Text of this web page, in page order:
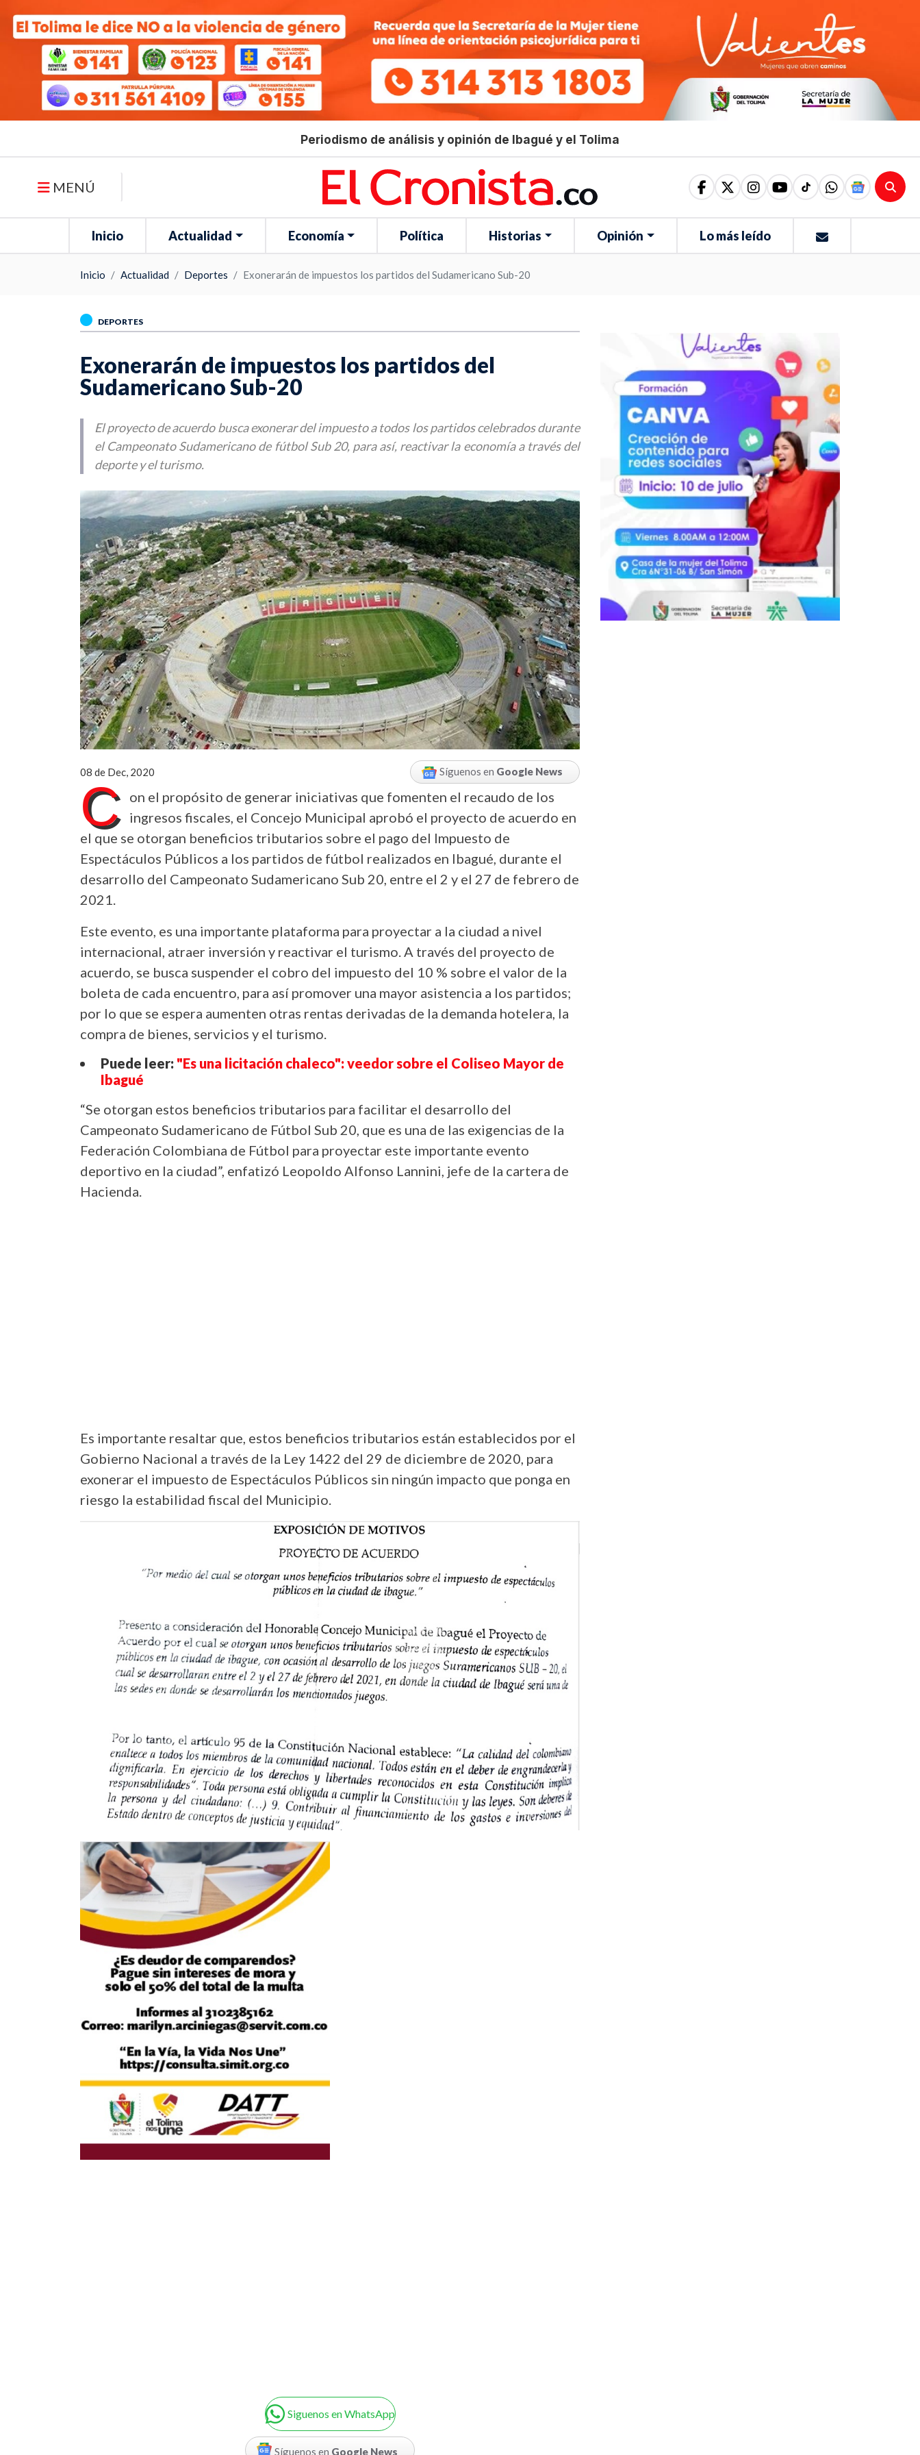
Periodismo de análisis y opinión de Ibagué y el Tolima
MENÚ
Inicio Actualidad Economía Política Historias Opinión Lo más leído
Inicio Actualidad Deportes Exonerarán de impuestos los partidos del Sudamericano Sub-20
DEPORTES
Exonerarán de impuestos los partidos del
Sudamericano Sub-20
El proyecto de acuerdo busca exonerar del impuesto a todos los partidos celebrados durante
el Campeonato Sudamericano de fútbol Sub 20, para así, reactivar la economía a través del
deporte y el turismo.
08 de Dec, 2020 Síguenos en Google News
C
on el propósito de generar iniciativas que fomenten el recaudo de los
ingresos fiscales, el Concejo Municipal aprobó el proyecto de acuerdo en
el que se otorgan beneficios tributarios sobre el pago del Impuesto de
Espectáculos Públicos a los partidos de fútbol realizados en Ibagué, durante el
desarrollo del Campeonato Sudamericano Sub 20, entre el 2 y el 27 de febrero de
2021.
Este evento, es una importante plataforma para proyectar a la ciudad a nivel
internacional, atraer inversión y reactivar el turismo. A través del proyecto de
acuerdo, se busca suspender el cobro del impuesto del 10 % sobre el valor de la
boleta de cada encuentro, para así promover una mayor asistencia a los partidos;
por lo que se espera aumenten otras rentas derivadas de la demanda hotelera, la
compra de bienes, servicios y el turismo.
Puede leer: "Es una licitación chaleco": veedor sobre el Coliseo Mayor de
Ibagué
“Se otorgan estos beneficios tributarios para facilitar el desarrollo del
Campeonato Sudamericano de Fútbol Sub 20, que es una de las exigencias de la
Federación Colombiana de Fútbol para proyectar este importante evento
deportivo en la ciudad”, enfatizó Leopoldo Alfonso Lannini, jefe de la cartera de
Hacienda.
Es importante resaltar que, estos beneficios tributarios están establecidos por el
Gobierno Nacional a través de la Ley 1422 del 29 de diciembre de 2020, para
exonerar el impuesto de Espectáculos Públicos sin ningún impacto que ponga en
riesgo la estabilidad fiscal del Municipio.
Siguenos en WhatsApp
Síguenos en Google News